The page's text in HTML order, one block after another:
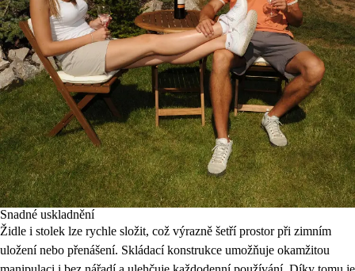
Snadné uskladnění
Židle i stolek lze rychle složit, což výrazně šetří prostor při zimním
uložení nebo přenášení. Skládací konstrukce umožňuje okamžitou